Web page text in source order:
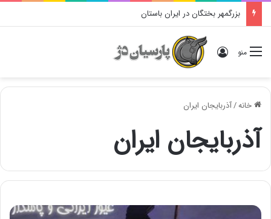
بزرگمهر بختگان در ایران باستان
منو ورود
خانه/آذربایجان ایران
آذربایجان ایران